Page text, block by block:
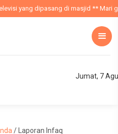
dipasang di masjid ** Mari
Jumat, 7
/ Laporan Infaq